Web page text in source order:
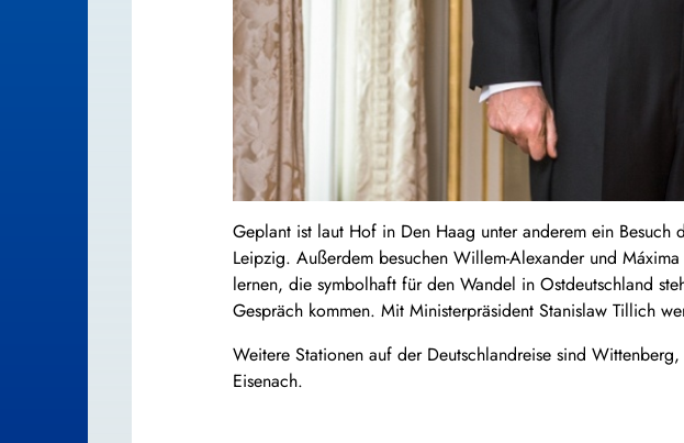
Geplant ist laut Hof in Den Haag unter anderem ein Besuch
Leipzig. Außerdem besuchen Willem-Alexander und
lernen, die symbolhaft für den Wandel in Ostdeutschland
Gespräch kommen. Mit Ministerpräsident Stanislaw Tillich
Weitere Stationen auf der Deutschlandreise sind
Eisenach.